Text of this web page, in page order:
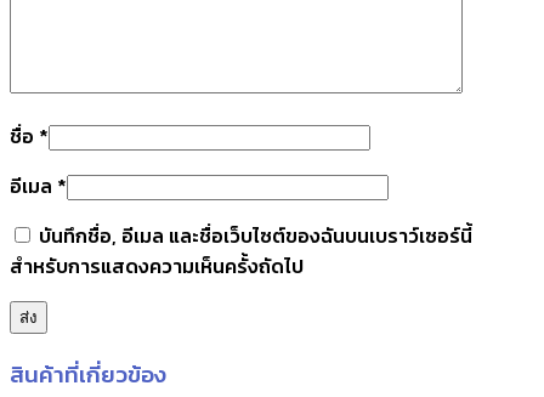
ชื่อ *
อีเมล *
บันทึกชื่อ, อีเมล และชื่อเว็บไซต์ของฉันบนเบราว์เซอร์นี้
สำหรับการแสดงความเห็นครั้งถัดไป
สินค้าที่เกี่ยวข้อง